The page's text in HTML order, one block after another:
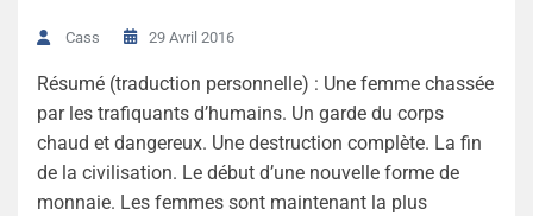
Cass 29 Avril 2016
Résumé (traduction personnelle) : Une femme chassée
par les trafiquants d’humains. Un garde du corps
chaud et dangereux. Une destruction complète. La fin
de la civilisation. Le début d’une nouvelle forme de
monnaie. Les femmes sont maintenant la plus